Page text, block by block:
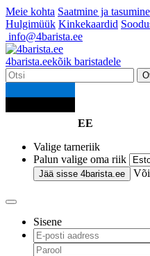
Meie kohta Saatmine ja tasumine
Hulgimüük Kinkekaardid
info@4barista.ee
4barista.eekõik baristadele
EE
Valige tarneriik
Palun valige oma riik
Jää sisse 4barista.ee Või
Sisene